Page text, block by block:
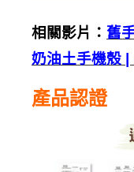
相關影片： 舊
奶油土手機殼
產品認證